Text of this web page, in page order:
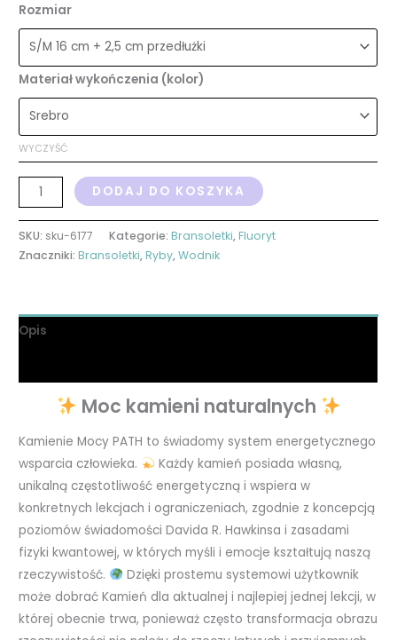
Rozmiar
Materiał wykończenia (kolor)
WYCZYŚĆ
DODAJ DO KOSZYKA
SKU: sku-6177 Kategorie:Bransoletki,Fluoryt
Znaczniki:Bransoletki,Ryby,Wodnik
Opis
Moc kamieni naturalnych
Kamienie Mocy PATH to świadomy system energetycznego
wsparcia człowieka.
Każdy kamień posiada własną,
unikalną częstotliwość energetyczną i wspiera w
konkretnych lekcjach i ograniczeniach, zgodnie z koncepcją
poziomów świadomości Davida R. Hawkinsa i zasadami
fizyki kwantowej, w których myśli i emocje kształtują naszą
rzeczywistość.
Dzięki prostemu systemowi użytkownik
może dobrać Kamień dla aktualnej i najlepiej jednej lekcji, w
której obecnie trwa, ponieważ często transformacja obrazu